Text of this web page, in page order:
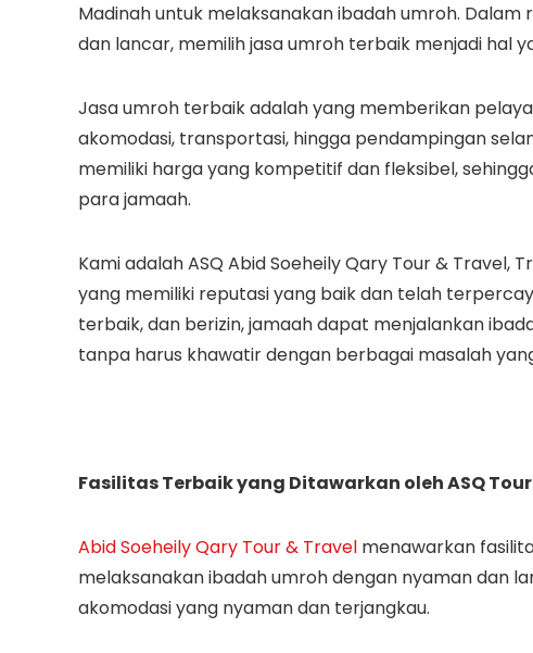
Madinah untuk melaksanakan ibadah umroh.
dan lancar, memilih jasa umroh terbaik menjadi hal
Jasa umroh terbaik adalah yang memberikan
akomodasi, transportasi, hingga pendampingan
memiliki harga yang kompetitif dan fleksibel,
para jamaah.
Kami adalah ASQ Abid Soeheily Qary Tour &
yang memiliki reputasi yang baik dan telah
terbaik, dan berizin, jamaah dapat menjalankan
tanpa harus khawatir dengan berbagai masalah
Fasilitas Terbaik yang Ditawarkan oleh ASQ
Abid Soeheily Qary Tour & Travel menawarkan
melaksanakan ibadah umroh dengan nyaman dan
akomodasi yang nyaman dan terjangkau.